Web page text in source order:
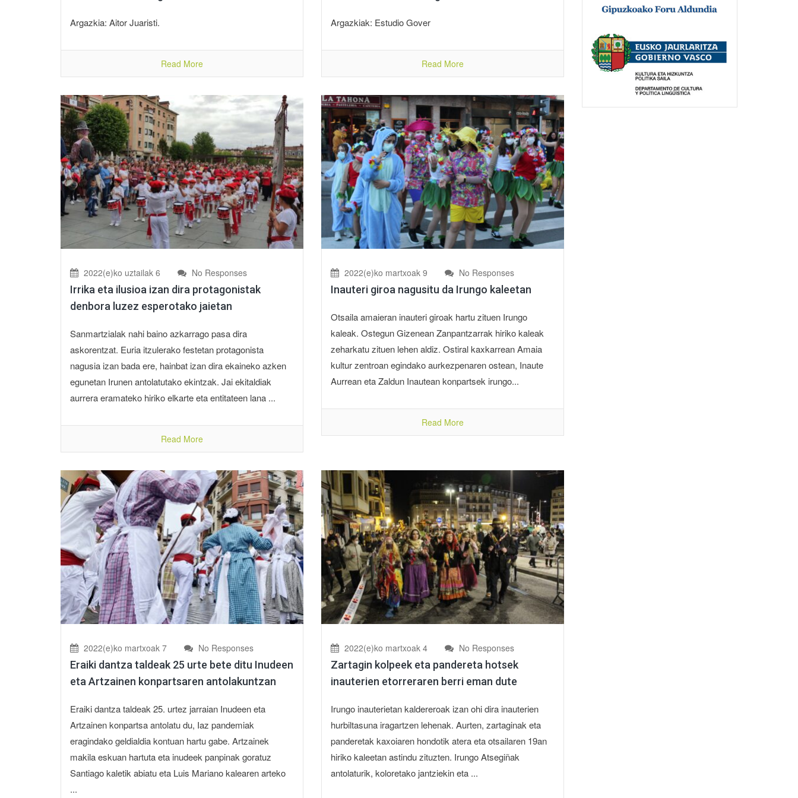
Argazkia: Aitor Juaristi.
Read More
Argazkiak: Estudio Gover
Read More
2022(e)ko uztailak 6 No Responses
Irrika eta ilusioa izan dira protagonistak
denbora luzez esperotako jaietan
Sanmartzialak nahi baino azkarrago pasa dira
askorentzat. Euria itzulerako festetan protagonista
nagusia izan bada ere, hainbat izan dira ekaineko azken
egunetan Irunen antolatutako ekintzak. Jai ekitaldiak
aurrera eramateko hiriko elkarte eta entitateen lana ...
Read More
2022(e)ko martxoak 9 No Responses
Inauteri giroa nagusitu da Irungo kaleetan
Otsaila amaieran inauteri giroak hartu zituen Irungo
kaleak. Ostegun Gizenean Zanpantzarrak hiriko kaleak
zeharkatu zituen lehen aldiz. Ostiral kaxkarrean Amaia
kultur zentroan egindako aurkezpenaren ostean, Inaute
Aurrean eta Zaldun Inautean konpartsek irungo...
Read More
2022(e)ko martxoak 7 No Responses
Eraiki dantza taldeak 25 urte bete ditu Inudeen
eta Artzainen konpartsaren antolakuntzan
Eraiki dantza taldeak 25. urtez jarraian Inudeen eta
Artzainen konpartsa antolatu du, Iaz pandemiak
eragindako geldialdia kontuan hartu gabe. Artzainek
makila eskuan hartuta eta inudeek panpinak goratuz
Santiago kaletik abiatu eta Luis Mariano kalearen arteko
...
2022(e)ko martxoak 4 No Responses
Zartagin kolpeek eta pandereta hotsek
inauterien etorreraren berri eman dute
Irungo inauterietan kaldereroak izan ohi dira inauterien
hurbiltasuna iragartzen lehenak. Aurten, zartaginak eta
panderetak kaxoiaren hondotik atera eta otsailaren 19an
hiriko kaleetan astindu zituzten. Irungo Atsegiñak
antolaturik, koloretako jantziekin eta ...